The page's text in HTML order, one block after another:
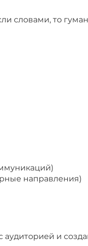
словами, то
направления)
и